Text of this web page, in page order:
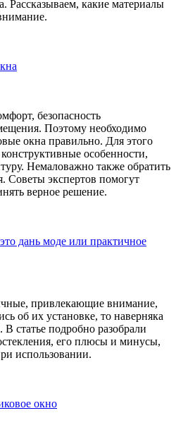
Рассказываем, какие материалы
безопасность
Поэтому необходимо
окна правильно. Для этого
особенности,
Немаловажно также обратить
Советы экспертов помогут
верное решение.
дань моде или практичное
привлекающие внимание,
об их установке, то наверняка
статье подробно разобрали
его плюсы и минусы,
использовании.
окно